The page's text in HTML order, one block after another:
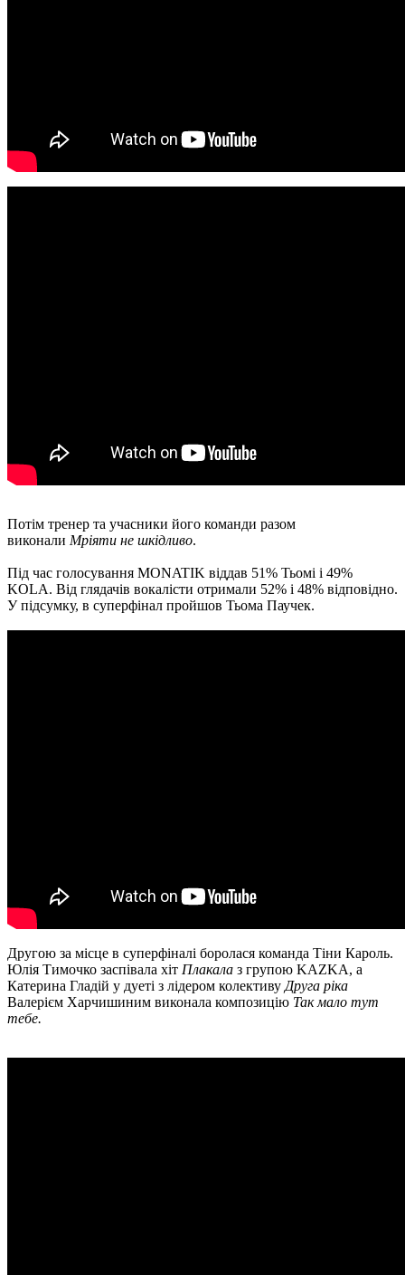
Потім тренер та учасники його команди разом
виконали Мріяти не шкідливо.
Під час голосування MONATIK віддав 51% Тьомі і 49%
KOLA. Від глядачів вокалісти отримали 52% і 48% відповідно.
У підсумку, в суперфінал пройшов Тьома Паучек.
Другою за місце в суперфіналі боролася команда Тіни Кароль.
Юлія Тимочко заспівала хіт Плакала з групою KAZKA, а
Катерина Гладій у дуеті з лідером колективу Друга ріка
Валерієм Харчишиним виконала композицію Так мало тут
тебе.